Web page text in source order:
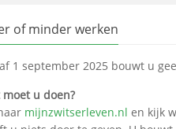
of minder werken
1 september 2025 bouwt u
moet u doen?
mijnzwitserleven.nl en kijk